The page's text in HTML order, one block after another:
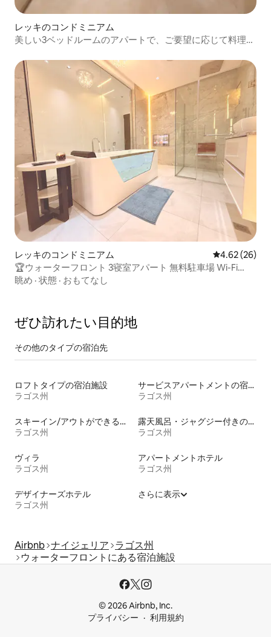
レッキのコンドミニアム
美しい3ベッドルームのアパートで、ご要望に応じて料理を
レッキのコンドミニアム レビュー26
4.62 (26)
🏆ウォーターフロント 3寝室アパート 無料駐車場 Wi-Fi
Netflix プール
眺め · 状態 · おもてなし
ぜひ訪⁠れ⁠た⁠い目⁠的⁠地
その他のタ⁠イ⁠プ⁠の宿⁠泊⁠先
ロフトタイプの宿泊施設
ラゴス州
サービスアパートメントの宿泊施設
ラゴス州
スキーイン/アウトができる宿泊先
ラゴス州
露天風呂・ジャグジー付きの宿泊施設
ラゴス州
ヴィラ
ラゴス州
アパートメントホテル
ラゴス州
デザイナーズホテル
ラゴス州
さらに表示
Airbnb ナイジェリア ラゴス州
ウォーターフロントにある宿泊施設
© 2026 Airbnb, Inc.
プライバシー
利用規約